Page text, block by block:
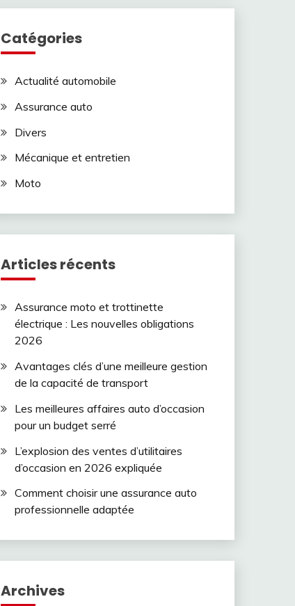
Catégories
Actualité automobile
Assurance auto
Divers
Mécanique et entretien
Moto
Articles récents
Assurance moto et trottinette
électrique : Les nouvelles obligations
2026
Avantages clés d’une meilleure gestion
de la capacité de transport
Les meilleures affaires auto d’occasion
pour un budget serré
L’explosion des ventes d’utilitaires
d’occasion en 2026 expliquée
Comment choisir une assurance auto
professionnelle adaptée
Archives